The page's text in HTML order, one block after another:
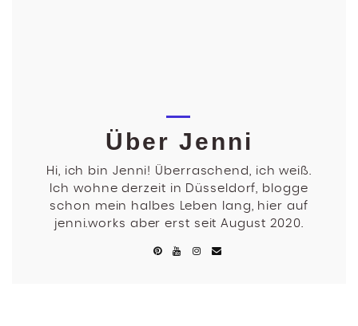
Über Jenni
Hi, ich bin Jenni! Überraschend, ich weiß.
Ich wohne derzeit in Düsseldorf, blogge
schon mein halbes Leben lang, hier auf
jenni.works aber erst seit August 2020.